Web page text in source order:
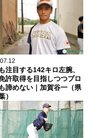
注目する142キロ左腕、
許取得を目指しつつプロ
諦めない｜加賀谷一（県
）